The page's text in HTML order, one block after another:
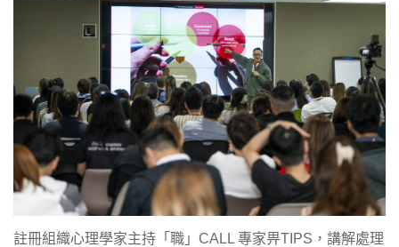
註冊組織心理學家主持「職」CALL 專家畀TIPS，講解處理